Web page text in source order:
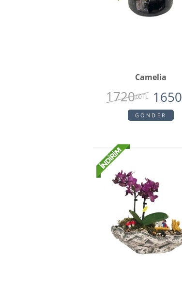
Camelia
1720,00 TL 1650
GÖNDER